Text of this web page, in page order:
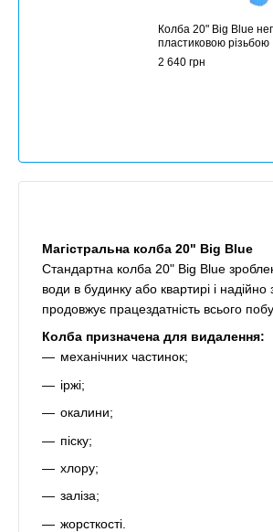
Колба 20" Big Blue
пластиковою різьбою
2 640 грн
Магістральна колба 20" Big Blue
Стандартна колба 20" Big Blue
води в будинку або квартирі і
продовжує працездатність всього
Колба призначена для видалення:
механічних частинок;
іржі;
окалини;
піску;
хлору;
заліза;
жорсткості.